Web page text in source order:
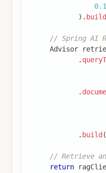
0.1
) . build
// Spring AI
Advisor
.
.
. build (
// Retrieve
return